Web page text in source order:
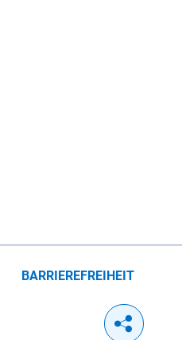
BARRIEREFREIHEIT